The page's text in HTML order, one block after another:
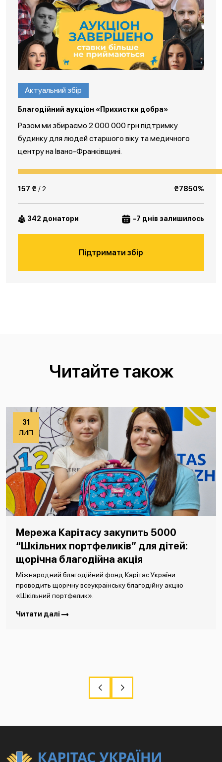
Актуальний збір
Благодійний аукціон «Прихистки добра»
Разом ми збираємо 2 000 000 грн підтримку
будинку для людей старшого віку та медичного
центру на Івано-Франківщині.
157 ₴ / 2 ₴7850%
342 донатори -7 днів залишилось
Підтримати збір
Читайте також
31
ЛИП
Мережа Карітасу закупить 5000
“Шкільних портфеликів” для дітей:
щорічна благодійна акція
Міжнародний благодійний фонд Карітас України
проводить щорічну всеукраїнську благодійну акцію
«Шкільний портфелик».
Читати далі